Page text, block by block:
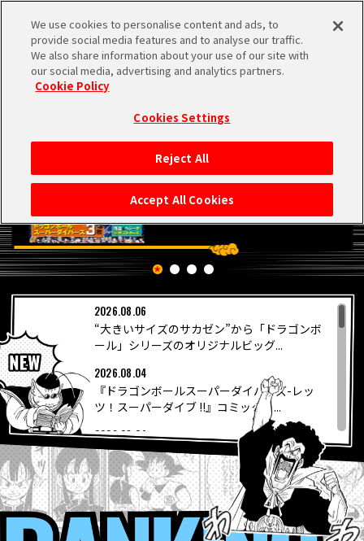
MEN
HOME
NEWS
RANKING
MOVIE
COLUMNS
ABOUT
LANGUAGE
JP
EN FR DE ES
PICKUP
2026.08.06
“大きいサイズのサカゼン”から「ドラゴンボ
ール」シリーズのオリジナルビッグ...
2026.08.04
『ドラゴンボールスーパーダイバーズ-レッ
ツ！スーパーダイブ !!』コミックス...
2026.08.04
【フュージョンワールド情報】最強ジャンプ
10月号ふろくカード「孫悟空」の...
2026.08.04
ウィークリー☆キャラクター紹介！第267回
目は『ドラゴンボール超』の「グラノラ」！
We use cookies to personalise content and ads, to
provide social media features and to analyse our traffic.
We also share information about your use of our site with
our social media, advertising and analytics partners.
Cookie Policy
Cookies Settings
Reject All
Accept All Cookies